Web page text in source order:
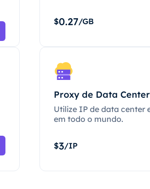
$0.27/GB
Proxy de Data
Utilize IP de data center
em todo o mundo.
$3/IP